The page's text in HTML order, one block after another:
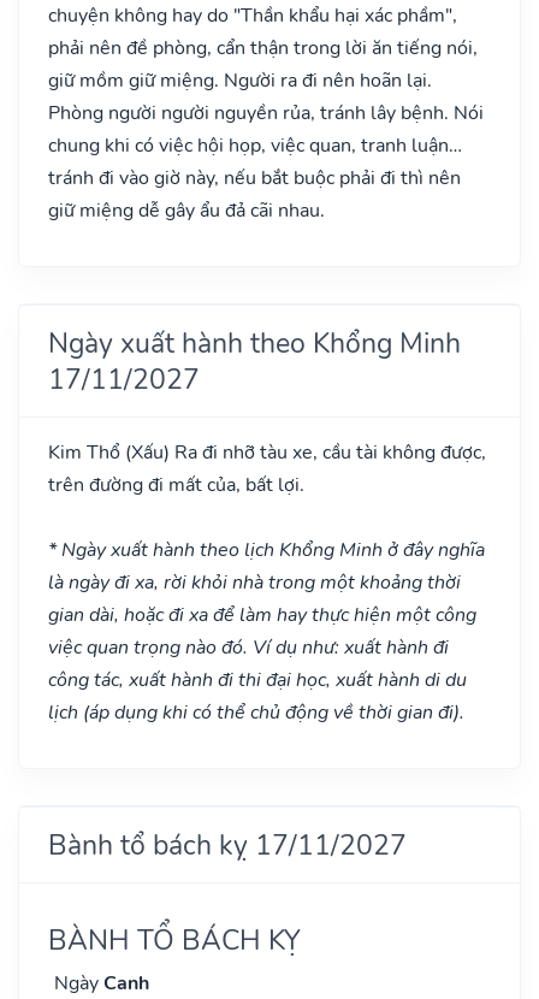
chuyện không hay do "Thần khẩu hại xác phầm",
phải nên đề phòng, cẩn thận trong lời ăn tiếng nói,
giữ mồm giữ miệng. Người ra đi nên hoãn lại.
Phòng người người nguyền rủa, tránh lây bệnh. Nói
chung khi có việc hội họp, việc quan, tranh luận…
tránh đi vào giờ này, nếu bắt buộc phải đi thì nên
giữ miệng dễ gây ẩu đả cãi nhau.
Ngày xuất hành theo Khổng Minh
17/11/2027
Kim Thổ (Xấu) Ra đi nhỡ tàu xe, cầu tài không được,
trên đường đi mất của, bất lợi.
* Ngày xuất hành theo lịch Khổng Minh ở đây nghĩa
là ngày đi xa, rời khỏi nhà trong một khoảng thời
gian dài, hoặc đi xa để làm hay thực hiện một công
việc quan trọng nào đó. Ví dụ như: xuất hành đi
công tác, xuất hành đi thi đại học, xuất hành di du
lịch (áp dụng khi có thể chủ động về thời gian đi).
Bành tổ bách kỵ 17/11/2027
BÀNH TỔ BÁCH KỴ
NgàyCanh